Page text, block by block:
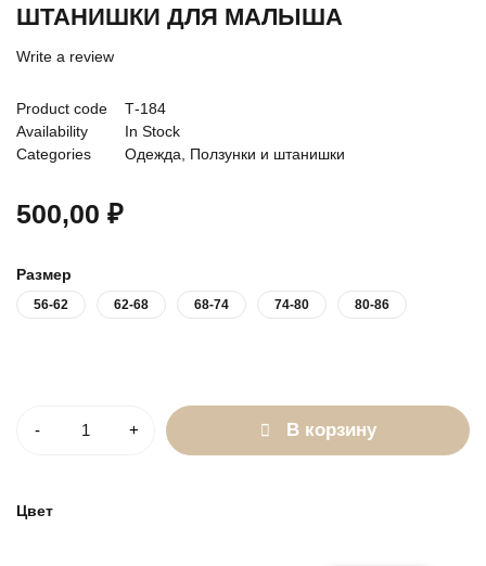
ШТАНИШКИ ДЛЯ МАЛЫША
Write a review
Product code
Т-184
Availability
In Stock
Categories
Одежда Ползунки и штанишки
500,00 ₽
Размер
56-62 62-68 68-74 74-80 80-86
В корзину
Цвет